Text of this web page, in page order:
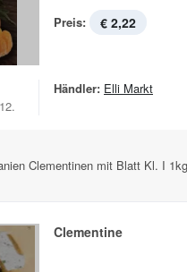
Preis: € 2,22
Händler: Elli Markt
Clementinen mit Blatt Kl. I 1kg
Clementine